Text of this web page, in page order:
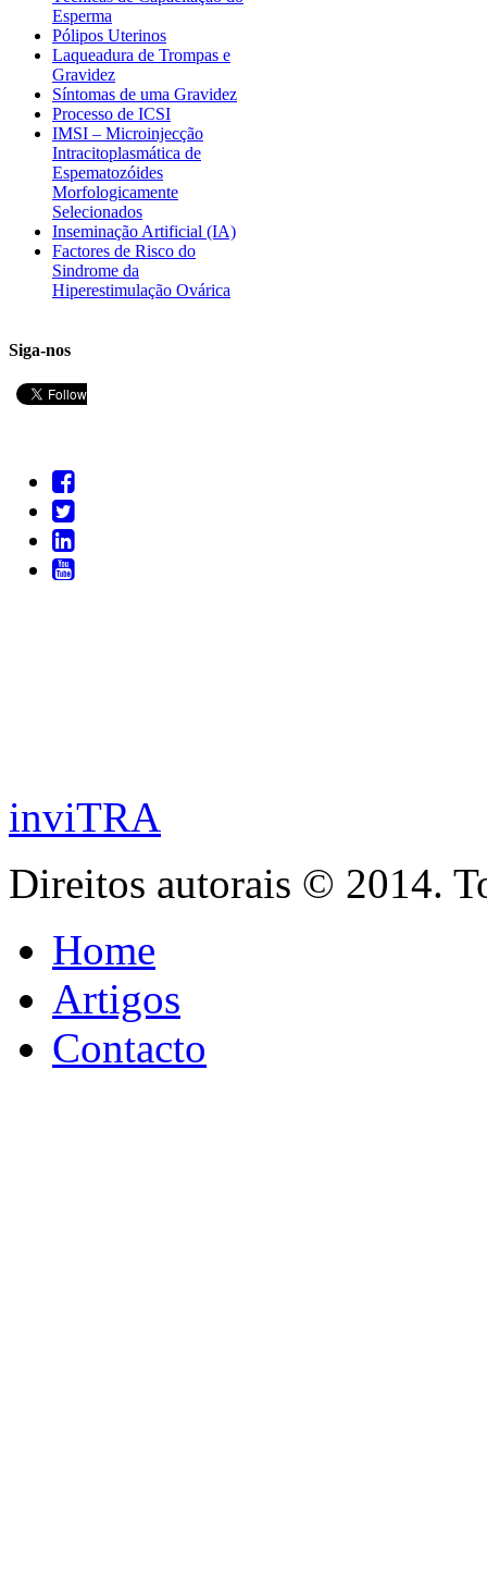
Esperma
Pólipos Uterinos
Laqueadura de Trompas e
Gravidez
Síntomas de uma Gravidez
Processo de ICSI
IMSI – Microinjecção
Intracitoplasmática de
Espematozóides
Morfologicamente
Selecionados
Inseminação Artificial (IA)
Factores de Risco do
Sindrome da
Hiperestimulação Ovárica
Siga-nos
inviTRA
Direitos autorais © 2014.
Home
Artigos
Contacto